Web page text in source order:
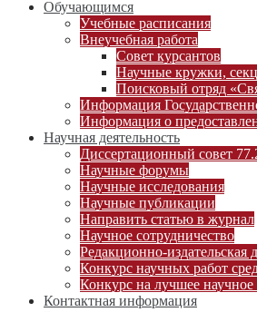
Обучающимся
Учебные расписания
Внеучебная работа
Совет курсантов
Научные кружки,
Поисковый отряд
Информация
Информация о
Научная деятельность
Диссертационный совет
Научные форумы
Научные исследования
Научные публикации
Направить статью в журнал
Научное сотрудничество
Редакционно-издательская
Конкурс научных работ
Конкурс на лучшее научное
Контактная информация